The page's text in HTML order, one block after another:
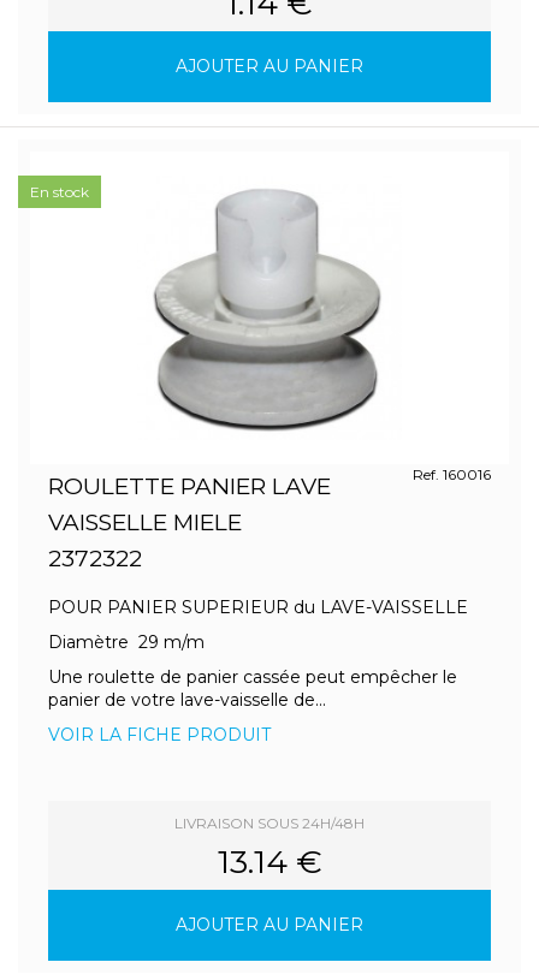
AJOUTER AU PANIER
ROULETTE PANIER LAVE
VAISSELLE MIELE
2372322
Ref. 160016
POUR PANIER SUPERIEUR du LAVE-VAISSELLE
Diamètre 29 m/m
Une roulette de panier cassée peut empêcher le
panier de votre lave-vaisselle de...
VOIR LA FICHE PRODUIT
LIVRAISON SOUS 24H/48H
13.14 €
AJOUTER AU PANIER
En stock